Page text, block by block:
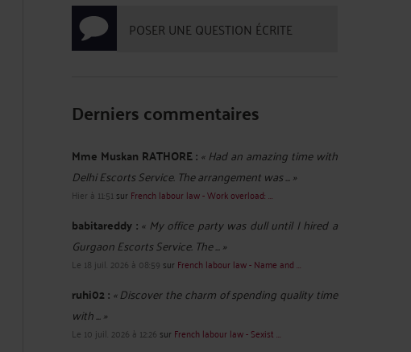
POSER UNE QUESTION ÉCRITE
Derniers commentaires
Mme Muskan RATHORE : « Had an amazing time with
Delhi Escorts Service. The arrangement was ... »
Hier à 11:51 sur French labour law - Work overload: ...
babitareddy : « My office party was dull until I hired a
Gurgaon Escorts Service. The ... »
Le 18 juil. 2026 à 08:59 sur French labour law - Name and ...
ruhi02 : « Discover the charm of spending quality time
with ... »
Le 10 juil. 2026 à 12:26 sur French labour law - Sexist ...